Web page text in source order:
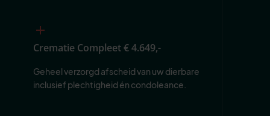
Crematie Compleet€ 4.649,-
Geheel verzorgd afscheid van uw dierbare
inclusief plechtigheid én condoleance.